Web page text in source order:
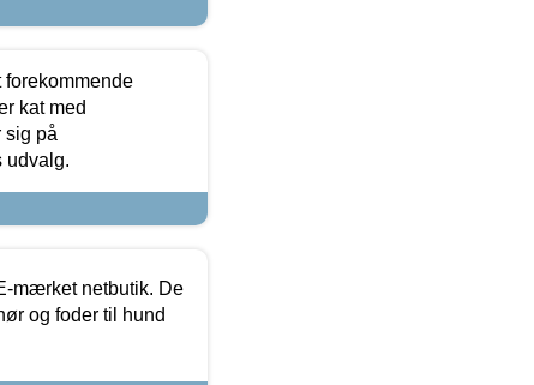
forekommende
kat med
sig på
udvalg.
mærket netbutik. De
og foder til hund